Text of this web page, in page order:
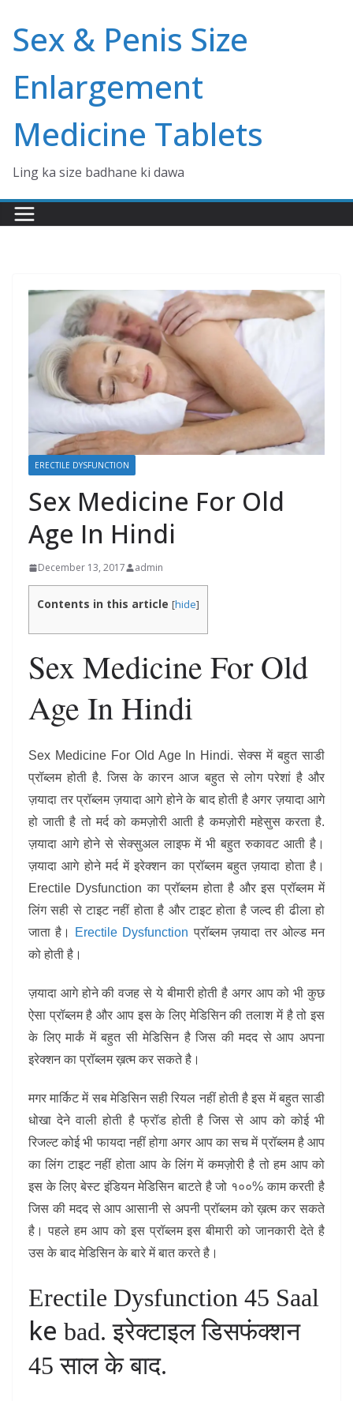
content
Sex & Penis Size
Enlargement
Medicine Tablets
Ling ka size badhane ki dawa
ERECTILE DYSFUNCTION
Sex Medicine For Old
Age In Hindi
December 13, 2017 admin
Contents in this article [hide]
Sex Medicine For Old
Age In Hindi
Sex Medicine For Old Age In Hindi. सेक्स में बहुत साडी
प्रॉब्लम होती है. जिस के कारन आज बहुत से लोग परेशां है और
ज़यादा तर प्रॉब्लम ज़यादा आगे होने के बाद होती है अगर ज़यादा आगे
हो जाती है तो मर्द को कमज़ोरी आती है कमज़ोरी महेसुस करता है.
ज़यादा आगे होने से सेक्सुअल लाइफ में भी बहुत रुकावट आती है।
ज़यादा आगे होने मर्द में इरेक्शन का प्रॉब्लम बहुत ज़यादा होता है।
Erectile Dysfunction का प्रॉब्लम होता है और इस प्रॉब्लम में
लिंग सही से टाइट नहीं होता है और टाइट होता है जल्द ही ढीला हो
जाता है। Erectile Dysfunction प्रॉब्लम ज़यादा तर ओल्ड मन
को होती है।
ज़यादा आगे होने की वजह से ये बीमारी होती है अगर आप को भी कुछ
ऐसा प्रॉब्लम है और आप इस के लिए मेडिसिन की तलाश में है तो इस
के लिए मार्कं में बहुत सी मेडिसिन है जिस की मदद से आप अपना
इरेक्शन का प्रॉब्लम ख़त्म कर सकते है।
मगर मार्किट में सब मेडिसिन सही रियल नहीं होती है इस में बहुत साडी
धोखा देने वाली होती है फ्रॉड होती है जिस से आप को कोई भी
रिजल्ट कोई भी फायदा नहीं होगा अगर आप का सच में प्रॉब्लम है आप
का लिंग टाइट नहीं होता आप के लिंग में कमज़ोरी है तो हम आप को
इस के लिए बेस्ट इंडियन मेडिसिन बाटते है जो १००% काम करती है
जिस की मदद से आप आसानी से अपनी प्रॉब्लम को ख़त्म कर सकते
है। पहले हम आप को इस प्रॉब्लम इस बीमारी को जानकारी देते है
उस के बाद मेडिसिन के बारे में बात करते है।
Erectile Dysfunction 45 Saal
ke bad. इरेक्टाइल डिसफंक्शन
45 साल के बाद.